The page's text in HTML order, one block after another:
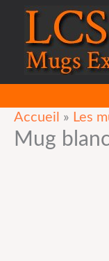
Aller
contenu
Accueil » Les
Mug